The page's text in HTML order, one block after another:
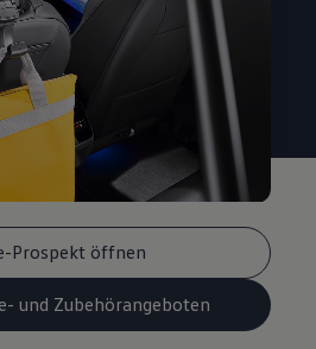
Prospekt öffnen
und Zubehörangeboten